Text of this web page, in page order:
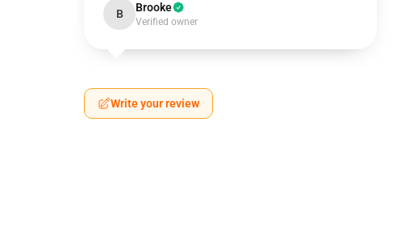
B Brooke
Verified owner
Write your review